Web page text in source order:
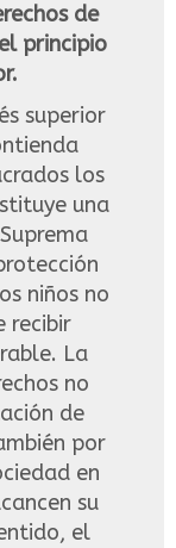
de
principio
superior
los
una
niños no
recibir
La
no
de
por
en
su
el